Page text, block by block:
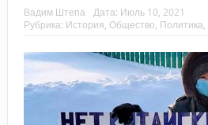
Вадим Штепа Дата: Июль 10, 2021
Рубрика: История Общество Политика